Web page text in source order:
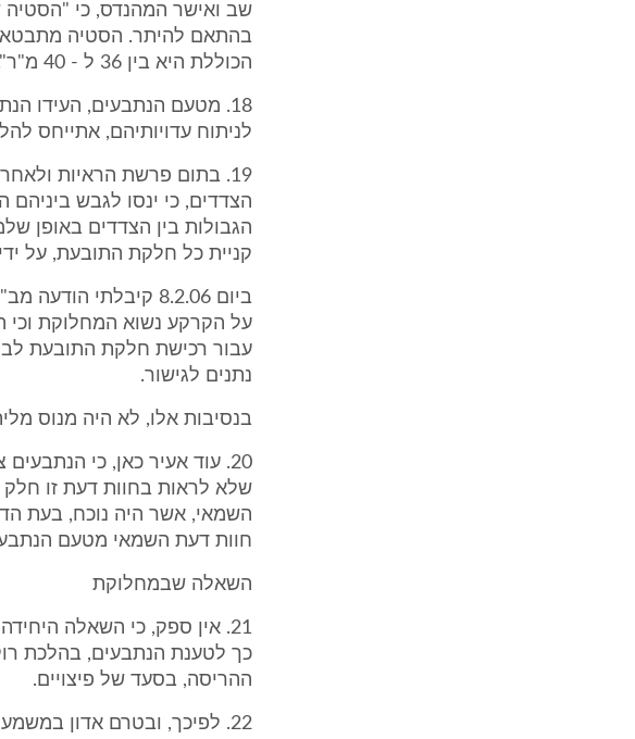
שב ואישר המהנדס, כי
הכוללת היא בין 36 ל - 40 מ"ר".
לניתוח עדויותיהם, אתייחס
19. בתום פרשת הראיות
הצדדים, כי ינסו לגבש
קניית כל חלקת התובעת, על
ביום 8.2.06 קיבלתי
על הקרקע נשוא המחלוקת וכי
עבור רכישת חלקת התובעת
נתנים לגישור.
בנסיבות אלו, לא היה מנוס
20. עוד אעיר כאן, כי
שלא לראות בחוות דעת זו
השמאי, אשר היה נוכח, בעת
חוות דעת השמאי מטעם
השאלה שבמחלוקת
21. אין ספק, כי השאלה
כך לטענת הנתבעים, בהלכת
ההריסה, בסעד של פיצויים.
22. לפיכך, ובטרם אדון